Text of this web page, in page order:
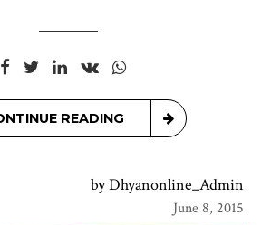
READING
by Dhyanonline_Admin
June 8, 2015